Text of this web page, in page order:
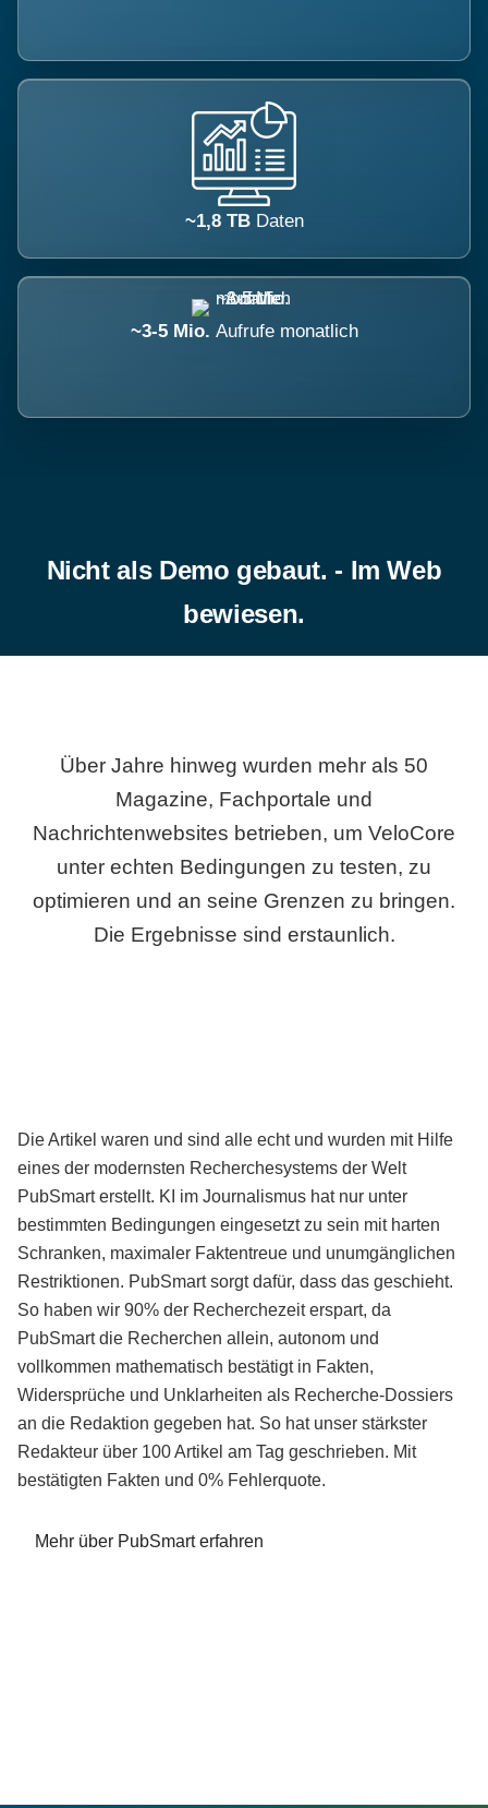
~1,8 TB Daten
~3-5 Mio. Aufrufe monatlich
Nicht als Demo gebaut. - Im Web
bewiesen.
Über Jahre hinweg wurden mehr als 50
Magazine, Fachportale und
Nachrichtenwebsites betrieben, um VeloCore
unter echten Bedingungen zu testen, zu
optimieren und an seine Grenzen zu bringen.
Die Ergebnisse sind erstaunlich.
Die Artikel waren und sind alle echt und wurden mit Hilfe
eines der modernsten Recherchesystems der Welt
PubSmart erstellt. KI im Journalismus hat nur unter
bestimmten Bedingungen eingesetzt zu sein mit harten
Schranken, maximaler Faktentreue und unumgänglichen
Restriktionen. PubSmart sorgt dafür, dass das geschieht.
So haben wir 90% der Recherchezeit erspart, da
PubSmart die Recherchen allein, autonom und
vollkommen mathematisch bestätigt in Fakten,
Widersprüche und Unklarheiten als Recherche-Dossiers
an die Redaktion gegeben hat. So hat unser stärkster
Redakteur über 100 Artikel am Tag geschrieben. Mit
bestätigten Fakten und 0% Fehlerquote.
Mehr über PubSmart erfahren